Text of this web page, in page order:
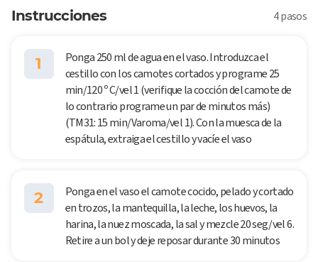
Instrucciones 4 pasos
1
Ponga 250 ml de agua en el vaso. Introduzca el
cestillo con los camotes cortados y programe 25
min/120 º C/vel 1 (verifique la cocción del camote de
lo contrario programe un par de minutos más)
(TM31: 15 min/Varoma/vel 1). Con la muesca de la
espátula, extraiga el cestillo y vacíe el vaso
2
Ponga en el vaso el camote cocido, pelado y cortado
en trozos, la mantequilla, la leche, los huevos, la
harina, la nuez moscada, la sal y mezcle 20 seg/vel 6.
Retire a un bol y deje reposar durante 30 minutos